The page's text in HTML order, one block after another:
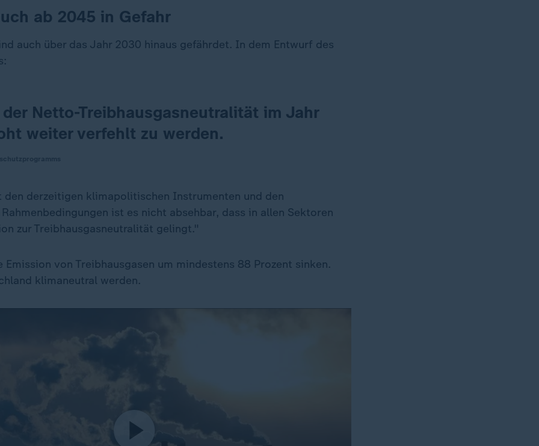
ab 2045 in Gefahr
auch über das Jahr 2030 hinaus gefährdet. In dem Entwurf des
der Netto-Treibhausgasneutralität im Jahr
weiter verfehlt zu werden.
derzeitigen klimapolitischen Instrumenten und den
ist es nicht absehbar, dass in allen Sektoren
zur Treibhausgasneutralität gelingt."
Emission von Treibhausgasen um mindestens 88 Prozent sinken.
klimaneutral werden.